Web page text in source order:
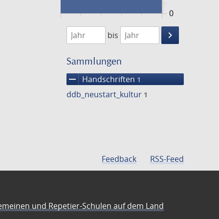
0
1474
1475
bis
keyboard_arrow_right
Suche
Sammlungen
remove Handschriften 1
ddb_neustart_kultur 1
Feedback RSS-Feed
und Repetier-Schulen auf dem Land